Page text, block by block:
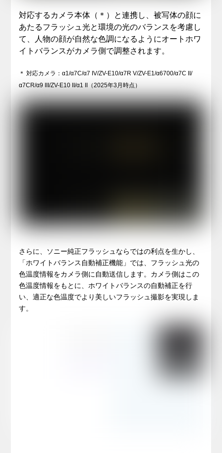
対応するカメラ本体（＊）と連携し、被写体の顔に
あたるフラッシュ光と環境の光のバランスを考慮し
て、人物の顔が自然な色調になるようにオートホワ
イトバランスがカメラ側で調整されます。
＊ 対応カメラ：α1/α7C/α7 IV/ZV-E10/α7R V/ZV-E1/α6700/α7C II/
α7CR/α9 III/ZV-E10 II/α1 II（2025年3月時点）
さらに、ソニー純正フラッシュならではの利点を生かし、
「ホワイトバランス自動補正機能」では、フラッシュ光の
色温度情報をカメラ側に自動送信します。カメラ側はこの
色温度情報をもとに、ホワイトバランスの自動補正を行
い、適正な色温度でより美しいフラッシュ撮影を実現しま
す。